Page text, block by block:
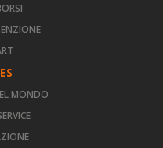
MONDO